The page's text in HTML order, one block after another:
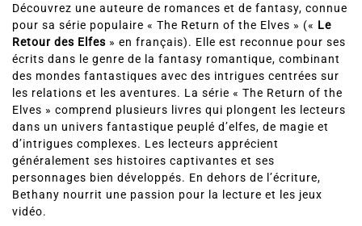
Découvrez une auteure de romances et de fantasy, connue
pour sa série populaire « The Return of the Elves » (« Le
Retour des Elfes » en français). Elle est reconnue pour ses
écrits dans le genre de la fantasy romantique, combinant
des mondes fantastiques avec des intrigues centrées sur
les relations et les aventures. La série « The Return of the
Elves » comprend plusieurs livres qui plongent les lecteurs
dans un univers fantastique peuplé d’elfes, de magie et
d’intrigues complexes. Les lecteurs apprécient
généralement ses histoires captivantes et ses
personnages bien développés. En dehors de l’écriture,
Bethany nourrit une passion pour la lecture et les jeux
vidéo.